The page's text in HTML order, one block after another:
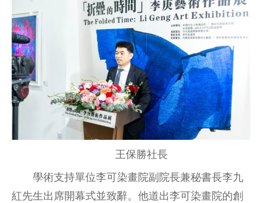
王保勝社長
學術支持單位李可染畫院副院長兼秘書長李九
紅先生出席開幕式並致辭。他道出李可染畫院的創